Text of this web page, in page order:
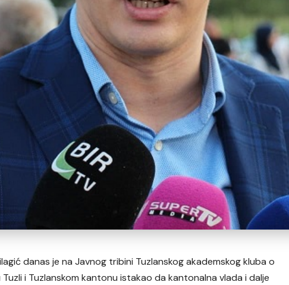
danas je na Javnog tribini Tuzlanskog akademskog kluba o
i Tuzlanskom kantonu istakao da kantonalna vlada i dalje